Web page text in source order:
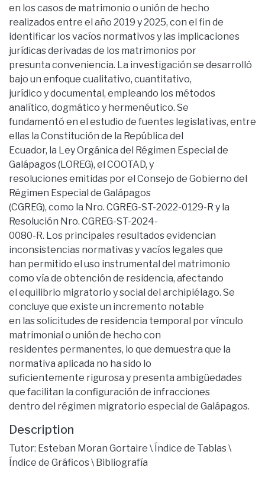
en los casos de matrimonio o unión de hecho
realizados entre el año 2019 y 2025, con el fin de
identificar los vacíos normativos y las implicaciones
jurídicas derivadas de los matrimonios por
presunta conveniencia. La investigación se desarrolló
bajo un enfoque cualitativo, cuantitativo,
jurídico y documental, empleando los métodos
analítico, dogmático y hermenéutico. Se
fundamentó en el estudio de fuentes legislativas, entre
ellas la Constitución de la República del
Ecuador, la Ley Orgánica del Régimen Especial de
Galápagos (LOREG), el COOTAD, y
resoluciones emitidas por el Consejo de Gobierno del
Régimen Especial de Galápagos
(CGREG), como la Nro. CGREG-ST-2022-0129-R y la
Resolución Nro. CGREG-ST-2024-
0080-R. Los principales resultados evidencian
inconsistencias normativas y vacíos legales que
han permitido el uso instrumental del matrimonio
como vía de obtención de residencia, afectando
el equilibrio migratorio y social del archipiélago. Se
concluye que existe un incremento notable
en las solicitudes de residencia temporal por vínculo
matrimonial o unión de hecho con
residentes permanentes, lo que demuestra que la
normativa aplicada no ha sido lo
suficientemente rigurosa y presenta ambigüedades
que facilitan la configuración de infracciones
dentro del régimen migratorio especial de Galápagos.
Description
Tutor: Esteban Moran Gortaire \ Índice de Tablas \
Índice de Gráficos \ Bibliografía